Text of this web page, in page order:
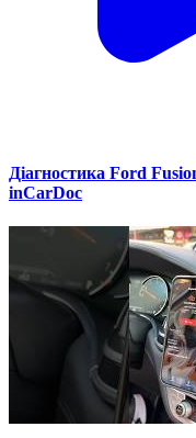
Діагностика Ford
inCarDoc